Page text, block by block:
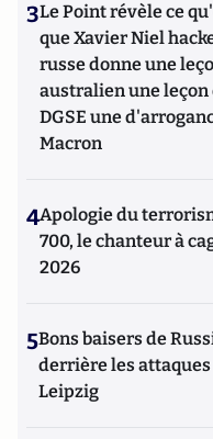
3Le Point révèle ce
que Xavier Niel
russe donne une
australien une leçon
DGSE une
Macron
4Apologie du
700, le chanteur à
2026
5Bons baisers de
derrière les
Leipzig